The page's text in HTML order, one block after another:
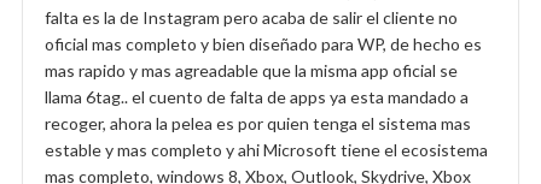
falta es la de Instagram pero acaba de salir el cliente no
oficial mas completo y bien diseñado para WP, de hecho es
mas rapido y mas agreadable que la misma app oficial se
llama 6tag.. el cuento de falta de apps ya esta mandado a
recoger, ahora la pelea es por quien tenga el sistema mas
estable y mas completo y ahi Microsoft tiene el ecosistema
mas completo, windows 8, Xbox, Outlook, Skydrive, Xbox